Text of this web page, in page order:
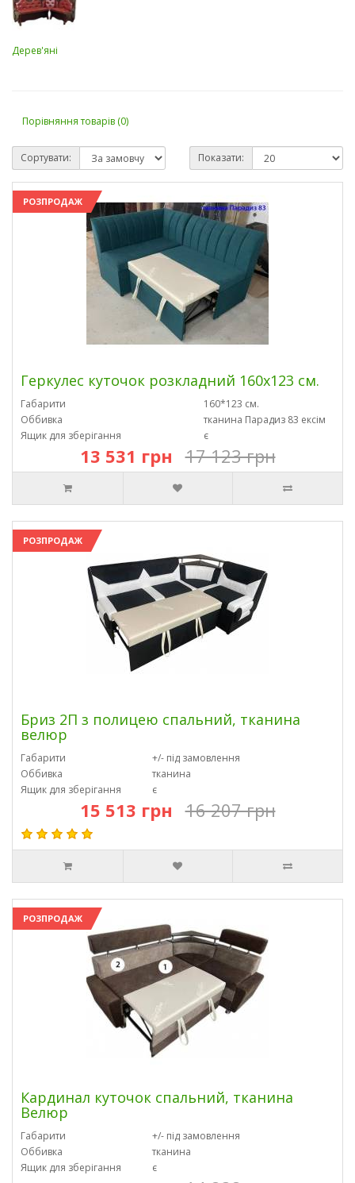
Дерев'яні
Порівняння товарів (0)
Сортувати: Показати:
РОЗПРОДАЖ
Геркулес куточок розкладний 160х123 см.
Габарити
160*123 см.
Оббивка
тканина Парадиз 83 ексім
Ящик для зберігання
є
13 531 грн 17 123 грн
РОЗПРОДАЖ
Бриз 2П з полицею спальний, тканина
велюр
Габарити
+/- під замовлення
Оббивка
тканина
Ящик для зберігання
є
15 513 грн 16 207 грн
РОЗПРОДАЖ
Кардинал куточок спальний, тканина
Велюр
Габарити
+/- під замовлення
Оббивка
тканина
Ящик для зберігання
є